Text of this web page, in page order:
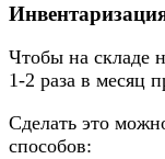
Чтобы на складе
1-2 раза в месяц
Сделать это
способов: